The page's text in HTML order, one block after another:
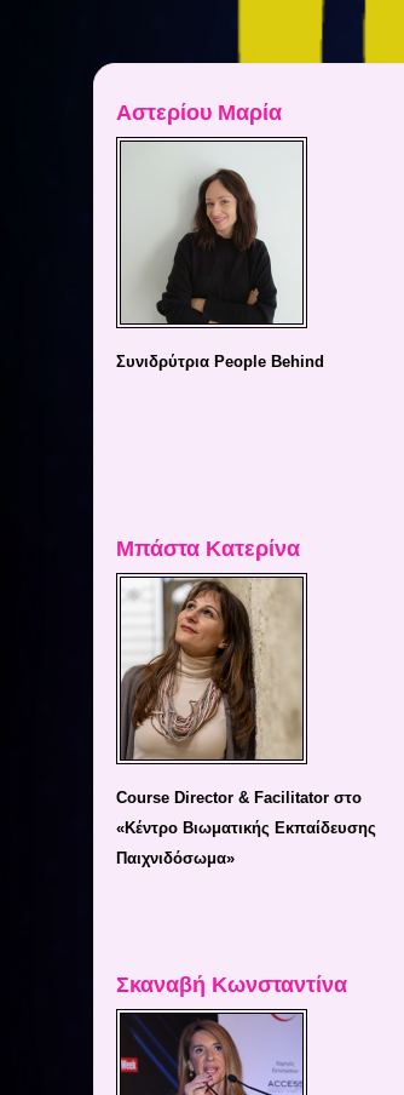
Αστερίου Μαρία
Συνιδρύτρια People Behind
Μπάστα Κατερίνα
Course Director & Facilitator στο
«Κέντρο Βιωματικής Εκπαίδευσης
Παιχνιδόσωμα»
Σκαναβή Κωνσταντίνα